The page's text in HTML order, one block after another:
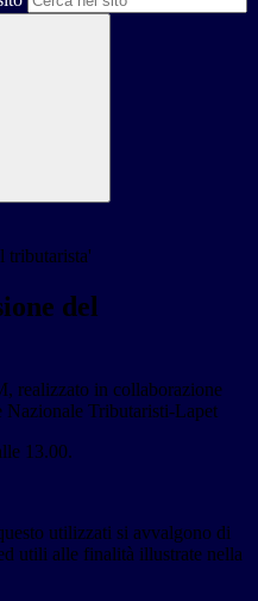
tributarista'
del
, realizzato in collaborazione
Tributaristi-Lapet
13.00.
utilizzati si avvalgono di
utili alle finalità illustrate nella